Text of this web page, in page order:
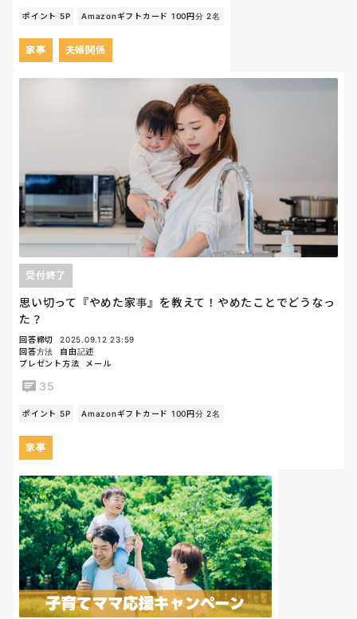
ポイント 5P Amazonギフトカード 100円分 2名
家事 夫婦関係
思い切って『やめた家事』を教えて！やめたことでどうなっ
た？
受付終了
回答締切
2025.09.12 23:59
回答方法
自由記述
プレゼント方法
メール
35
ポイント 5P Amazonギフトカード 100円分 2名
家事